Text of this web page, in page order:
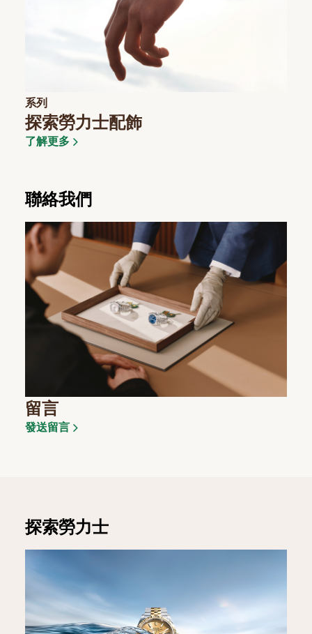
系列
探索勞力士配飾
了解更多
聯絡我們
留言
發送留言
探索勞力士